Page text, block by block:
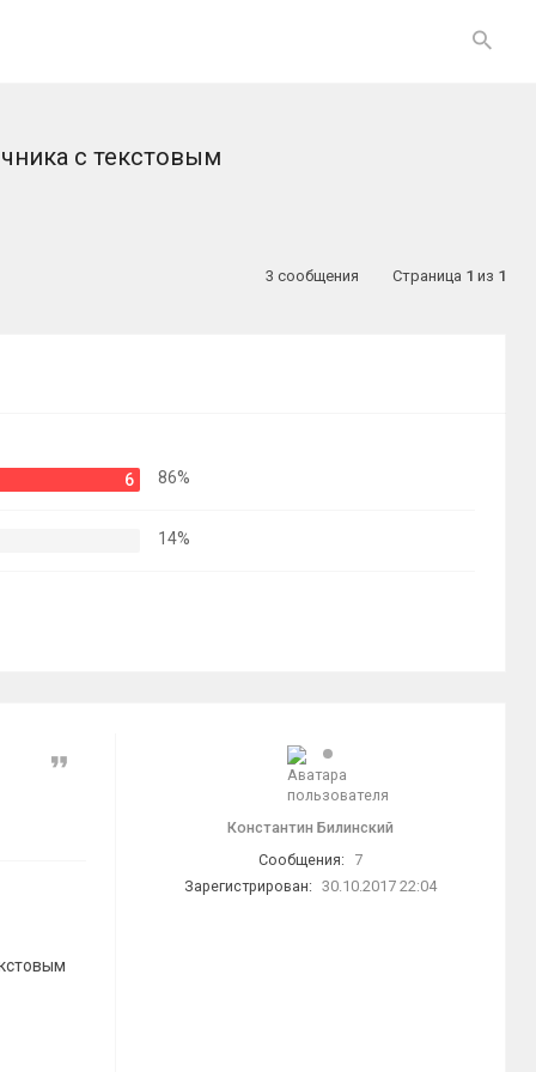
с текстовым
3 сообщения Страница 1 из 1
6 86%
14%
Константин Билинский
Сообщения:
7
Зарегистрирован: 30.10.2017 22:04
Цитата